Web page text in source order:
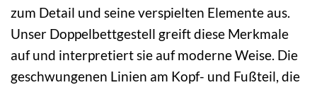
zum Detail und seine verspielten Elemente aus.
Unser Doppelbettgestell greift diese Merkmale
auf und interpretiert sie auf moderne Weise. Die
geschwungenen Linien am Kopf- und Fußteil, die